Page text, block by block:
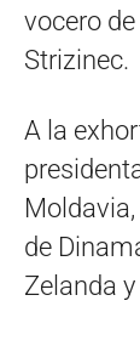
vocero
Strizinec.
A la
de
Zelanda